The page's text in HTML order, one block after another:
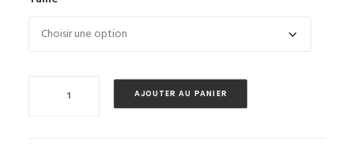
AJOUTER AU PANIER